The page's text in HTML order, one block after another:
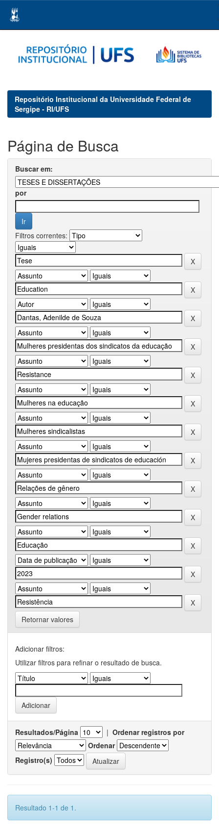
navigation
Repositório Institucional da Universidade Federal de
Sergipe - RI/UFS
Página de Busca
Buscar em:
por
Filtros correntes:
Retornar valores
Adicionar filtros:
Utilizar filtros para refinar o resultado de busca.
Resultados/Página | Ordenar registros por
Ordenar
Registro(s)
Resultado 1-1 de 1.